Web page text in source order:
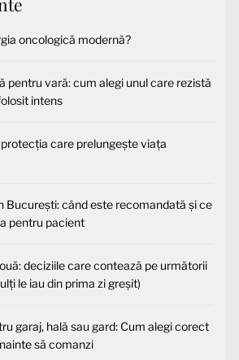
oncologică modernă?
pentru vară: cum alegi unul care rezistă
intens
care prelungește viața
București: când este recomandată și ce
pentru pacient
deciziile care contează pe următorii
le iau din prima zi greșit)
garaj, hală sau gard: Cum alegi corect
să comanzi